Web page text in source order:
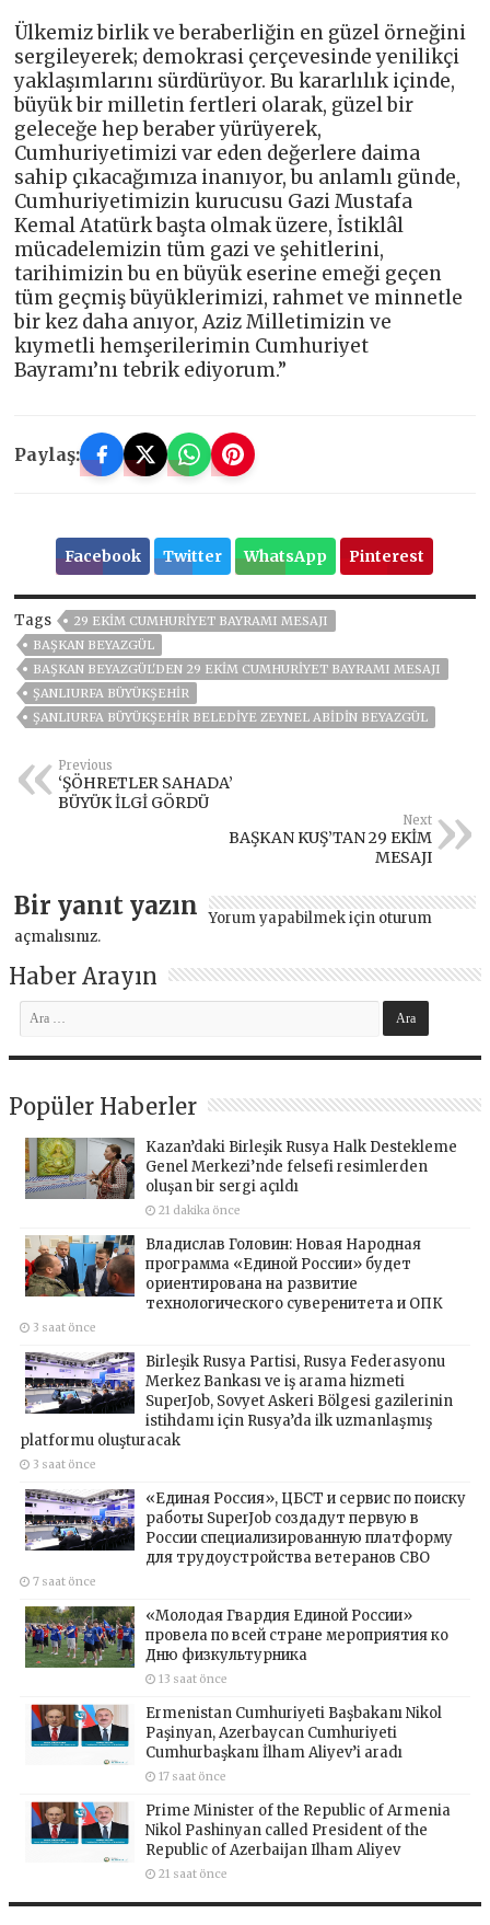
Ülkemiz birlik ve beraberliğin en güzel örneğini
sergileyerek; demokrasi çerçevesinde yenilikçi
yaklaşımlarını sürdürüyor. Bu kararlılık içinde,
büyük bir milletin fertleri olarak, güzel bir
geleceğe hep beraber yürüyerek,
Cumhuriyetimizi var eden değerlere daima
sahip çıkacağımıza inanıyor, bu anlamlı günde,
Cumhuriyetimizin kurucusu Gazi Mustafa
Kemal Atatürk başta olmak üzere, İstiklâl
mücadelemizin tüm gazi ve şehitlerini,
tarihimizin bu en büyük eserine emeği geçen
tüm geçmiş büyüklerimizi, rahmet ve minnetle
bir kez daha anıyor, Aziz Milletimizin ve
kıymetli hemşerilerimin Cumhuriyet
Bayramı’nı tebrik ediyorum.”
Paylaş:
Facebook Twitter WhatsApp Pinterest
Tags
29 EKIM CUMHURIYET BAYRAMI MESAJI
BAŞKAN BEYAZGÜL
BAŞKAN BEYAZGÜL'DEN 29 EKİM CUMHURİYET BAYRAMI MESAJI
ŞANLIURFA BÜYÜKŞEHİR
ŞANLIURFA BÜYÜKŞEHIR BELEDIYE ZEYNEL ABIDIN BEYAZGÜL
Previous
‘ŞÖHRETLER SAHADA’
BÜYÜK İLGİ GÖRDÜ
Next
BAŞKAN KUŞ’TAN 29 EKİM
MESAJI
Bir yanıt yazın Yorum yapabilmek için oturum
açmalısınız.
Haber Arayın
Popüler Haberler
Kazan’daki Birleşik Rusya Halk Destekleme
Genel Merkezi’nde felsefi resimlerden
oluşan bir sergi açıldı
21 dakika önce
Владислав Головин: Новая Народная
программа «Единой России» будет
ориентирована на развитие
технологического суверенитета и ОПК
3 saat önce
Birleşik Rusya Partisi, Rusya Federasyonu
Merkez Bankası ve iş arama hizmeti
SuperJob, Sovyet Askeri Bölgesi gazilerinin
istihdamı için Rusya’da ilk uzmanlaşmış
platformu oluşturacak
3 saat önce
«Единая Россия», ЦБСТ и сервис по поиску
работы SuperJob создадут первую в
России специализированную платформу
для трудоустройства ветеранов СВО
7 saat önce
«Молодая Гвардия Единой России»
провела по всей стране мероприятия ко
Дню физкультурника
13 saat önce
Ermenistan Cumhuriyeti Başbakanı Nikol
Paşinyan, Azerbaycan Cumhuriyeti
Cumhurbaşkanı İlham Aliyev’i aradı
17 saat önce
Prime Minister of the Republic of Armenia
Nikol Pashinyan called President of the
Republic of Azerbaijan Ilham Aliyev
21 saat önce